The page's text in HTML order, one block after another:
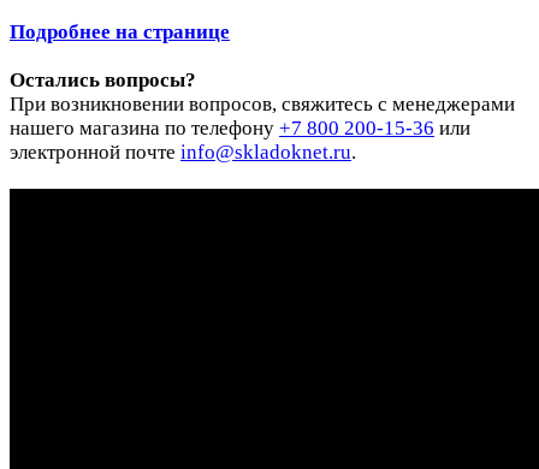
Подробнее на странице
Остались вопросы?
При возникновении вопросов, свяжитесь с менеджерами
нашего магазина по телефону +7 800 200-15-36 или
электронной почте info@skladoknet.ru.